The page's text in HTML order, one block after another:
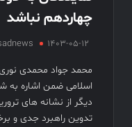
فیلم
چهاردهم نباشد
1403-05-12
محمد جواد محمدی
اسلامی ضمن اشاره به
دیگر از نشانه های
تدوین راهبرد جدی و